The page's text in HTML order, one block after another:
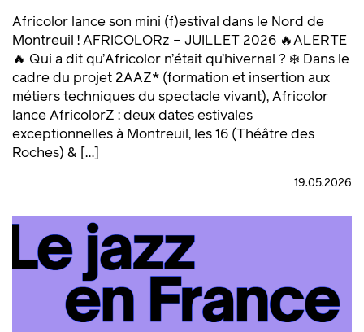
Africolor lance son mini (f)estival dans le Nord de
Montreuil ! AFRICOLORz – JUILLET 2026 🔥ALERTE
🔥 Qui a dit qu’Africolor n’était qu’hivernal ? ❄️ Dans le
cadre du projet 2AAZ* (formation et insertion aux
métiers techniques du spectacle vivant), Africolor
lance AfricolorZ : deux dates estivales
exceptionnelles à Montreuil, les 16 (Théâtre des
Roches) & […]
19.05.2026